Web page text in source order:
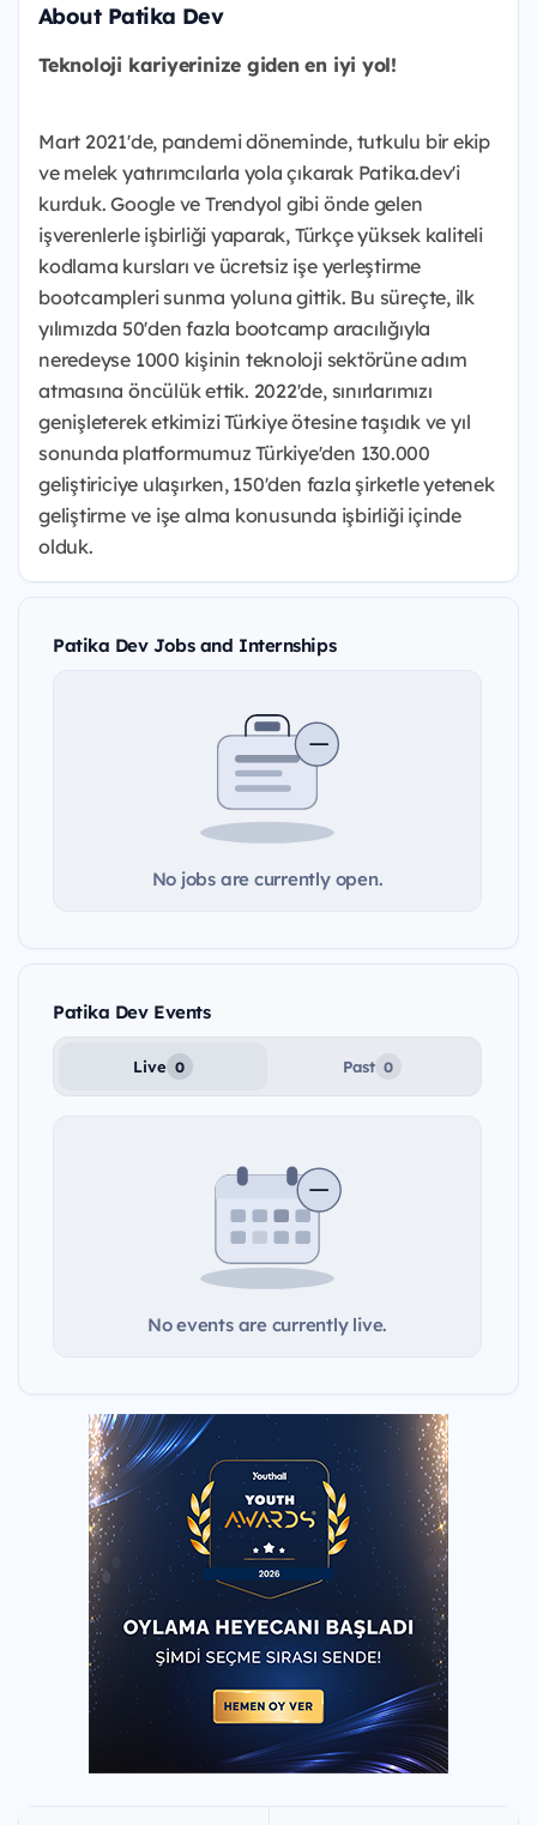
About Patika Dev
Teknoloji kariyerinize giden en iyi yol!
Mart 2021'de, pandemi döneminde, tutkulu bir ekip
ve melek yatırımcılarla yola çıkarak Patika.dev'i
kurduk. Google ve Trendyol gibi önde gelen
işverenlerle işbirliği yaparak, Türkçe yüksek kaliteli
kodlama kursları ve ücretsiz işe yerleştirme
bootcampleri sunma yoluna gittik. Bu süreçte, ilk
yılımızda 50'den fazla bootcamp aracılığıyla
neredeyse 1000 kişinin teknoloji sektörüne adım
atmasına öncülük ettik. 2022'de, sınırlarımızı
genişleterek etkimizi Türkiye ötesine taşıdık ve yıl
sonunda platformumuz Türkiye'den 130.000
geliştiriciye ulaşırken, 150'den fazla şirketle yetenek
geliştirme ve işe alma konusunda işbirliği içinde
olduk.
Patika Dev Jobs and Internships
No jobs are currently open.
Patika Dev Events
Live 0 Past 0
No events are currently live.